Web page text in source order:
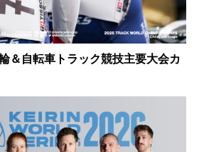
＆自転車トラック競技主要大会カ